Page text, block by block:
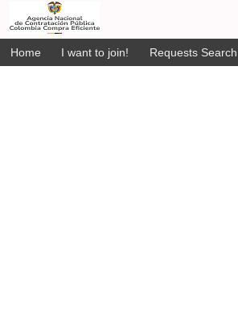
Home I want to join! Requests Search